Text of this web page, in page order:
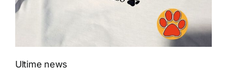
Ultime news